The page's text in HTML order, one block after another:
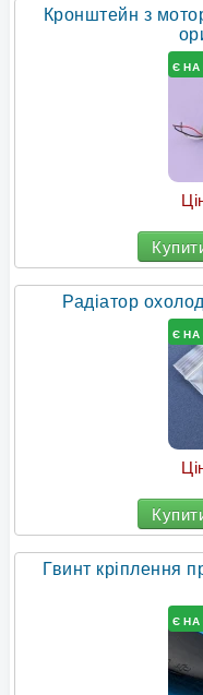
Кронштейн з
Є НА
Радіатор
Є НА
Гвинт кріплення
Є НА